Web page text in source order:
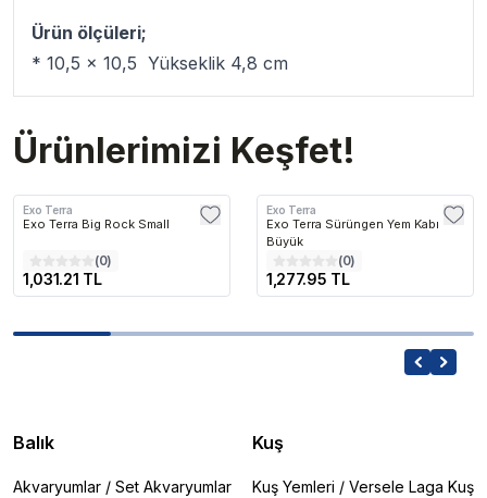
Ürün ölçüleri;
* 10,5 x 10,5 Yükseklik 4,8 cm
Ürünlerimizi Keşfet!
Exo Terra
Exo Terra Big Rock Small
(0)
1,031.21 TL
Exo Terra
Exo Terra Sürüngen Yem Kabı
Büyük
(0)
1,277.95 TL
Balık
Akvaryumlar / Set Akvaryumlar
Kuş
Kuş Yemleri / Versele Laga Kuş